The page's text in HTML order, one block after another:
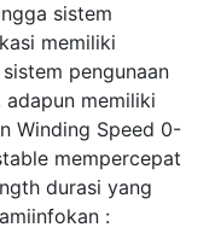
sistem
memiliki
pengunaan
memiliki
Winding Speed 0-
mempercepat
durasi yang
: